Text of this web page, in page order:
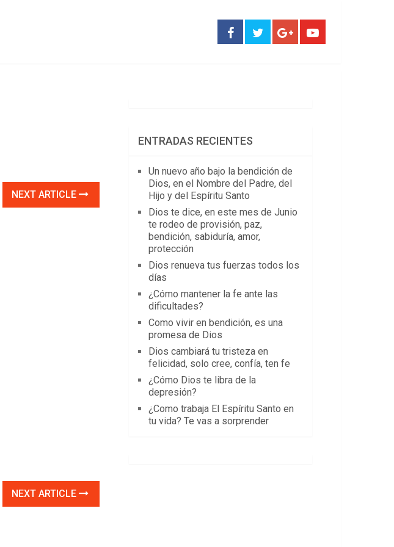
NEXT ARTICLE
NEXT ARTICLE
ENTRADAS RECIENTES
Un nuevo año bajo la bendición de
Dios, en el Nombre del Padre, del
Hijo y del Espíritu Santo
Dios te dice, en este mes de Junio
te rodeo de provisión, paz,
bendición, sabiduría, amor,
protección
Dios renueva tus fuerzas todos los
días
¿Cómo mantener la fe ante las
dificultades?
Como vivir en bendición, es una
promesa de Dios
Dios cambiará tu tristeza en
felicidad, solo cree, confía, ten fe
¿Cómo Dios te libra de la
depresión?
¿Como trabaja El Espíritu Santo en
tu vida? Te vas a sorprender